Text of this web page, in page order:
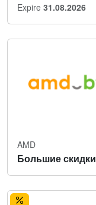
Expire 31.08.2026
AMD
Большие